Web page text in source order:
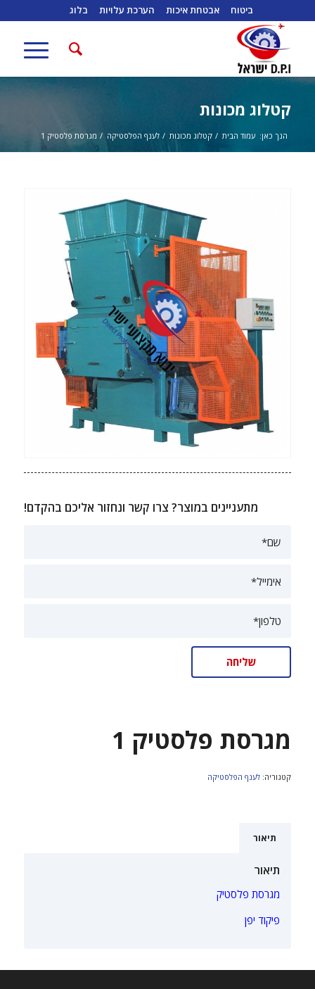
ביטוח אבטחת איכות הערכת עלויות בלוג
קטלוג מכונות
הנך כאן: עמוד הבית / קטלוג מכונות / לענף הפלסטיקה / מגרסת פלסטיק 1
מתעניינים במוצר? צרו קשר ונחזור אליכם בהקדם!
מגרסת פלסטיק 1
קטגוריה: לענף הפלסטיקה
תיאור
תיאור
מגרסת פלסטיק
פיקוד יפן